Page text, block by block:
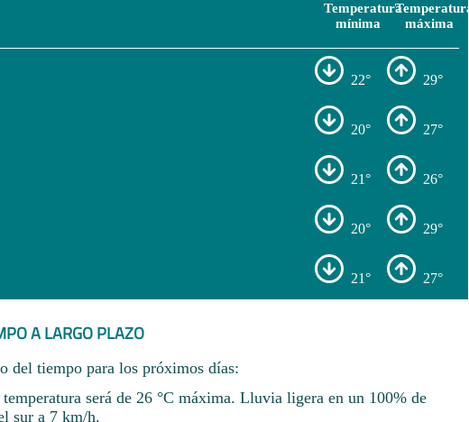
Temperatura
mínima
Temperatura
máxima
22° 29°
20° 27°
21° 26°
20° 29°
21° 27°
A LARGO PLAZO
del tiempo para los próximos días:
será de 26 °C máxima. Lluvia ligera en un 100% de
sur a 7 km/h.